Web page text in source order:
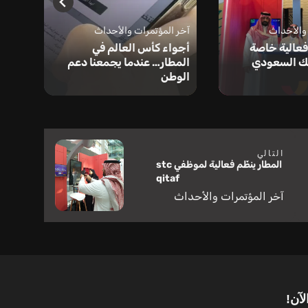
والأحداث
خاصة
السعودي
آخر المؤتمرات والأحداث
أجواء كأس العالم في
المطار… عندما يجمعنا دعم
الوطن
التالي
المطار ينظّم فعالية لموظفي stc
qitaf
آخر المؤتمرات والأحداث